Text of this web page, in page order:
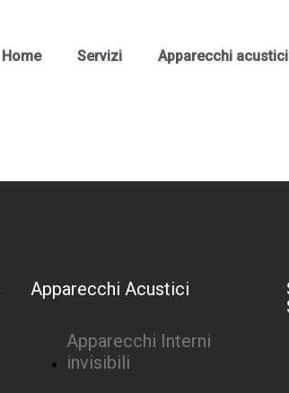
Home Servizi Apparecchi acustici
Apparecchi Acustici
Apparecchi Interni
invisibili